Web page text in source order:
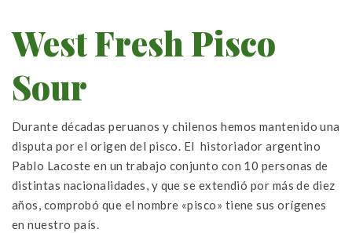
West Fresh Pisco
Sour
Durante décadas peruanos y chilenos hemos mantenido una
disputa por el origen del pisco. El historiador argentino
Pablo Lacoste en un trabajo conjunto con 10 personas de
distintas nacionalidades, y que se extendió por más de diez
años, comprobó que el nombre «pisco» tiene sus orígenes
en nuestro país.